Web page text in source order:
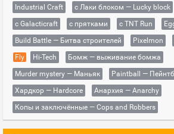
Industrial Craft
с Лаки блоком — Lucky block
с Galacticraft
с прятками с TNT Run
Build Battle — Битва строителей
Pixelmon
Fly
Hi-Tech
Бомж — выживание бомжа
Murder mystery — Маньяк
Paintball —
Хардкор — Hardcore
Анархия — Anarchy
Копы и заключённые — Cops and Robbers